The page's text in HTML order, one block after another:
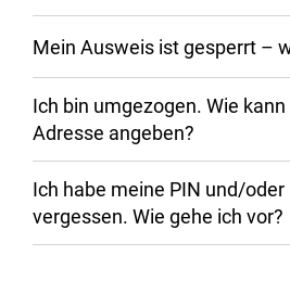
Vor Ort
Bereichsbibliothek
Informatik,
Technik
Mein Ausweis ist gesperrt –
Ich bin umgezogen. Wie
Adresse angeben?
Ich habe meine PIN und/
vergessen. Wie gehe ich vor?